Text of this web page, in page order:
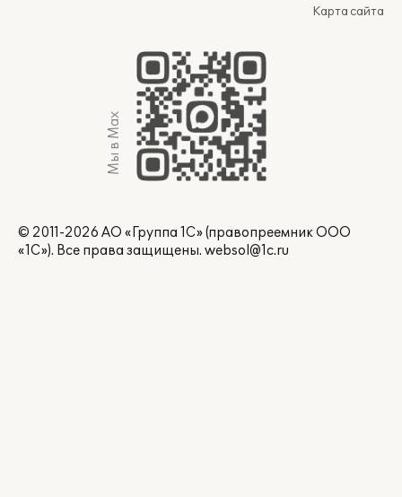
Карта сайта
Мы в Max
© 2011-2026 АО «Группа 1С» (правопреемник ООО
«1С»). Все права защищены. websol@1c.ru